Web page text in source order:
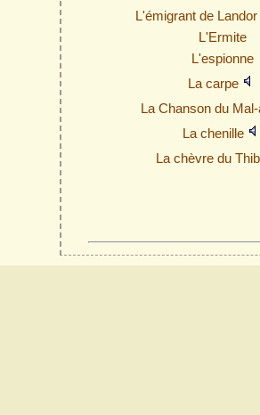
L'émigrant de
L'Ermite
L'espionne
La carpe
La Chanson du
La chenille
La chèvre du